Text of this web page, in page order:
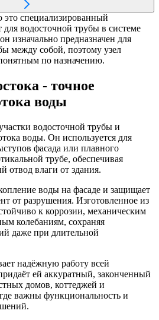
специализированный
водосточной трубы в системе
изначально предназначен для
между собой, поэтому узел
по назначению.
- точное
воды
водосточной трубы и
воды. Он используется для
фасада или плавного
трубе, обеспечивая
отвод влаги от здания.
воды на фасаде и защищает
от разрушения. Изготовленное из
к коррозии, механическим
колебаниям, сохраняя
даже при длительной
надёжную работу всей
ей аккуратный, законченный
домов, коттеджей и
важны функциональность и